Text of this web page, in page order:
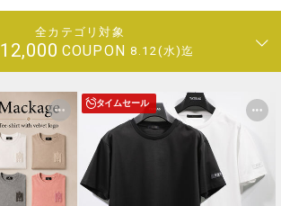
全カテゴリ対象
12,000 COUPON 8.12(水)迄
タイムセール